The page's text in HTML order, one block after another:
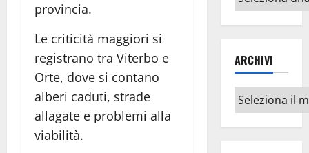
provincia.
Le criticità maggiori si
registrano tra Viterbo e
Orte, dove si contano
alberi caduti, strade
allagate e problemi alla
viabilità.
argomenti
ARCHIVI
Archivi